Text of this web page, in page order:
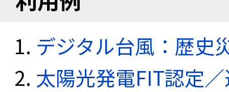
デジタル台風：歴史
太陽光発電FIT認定